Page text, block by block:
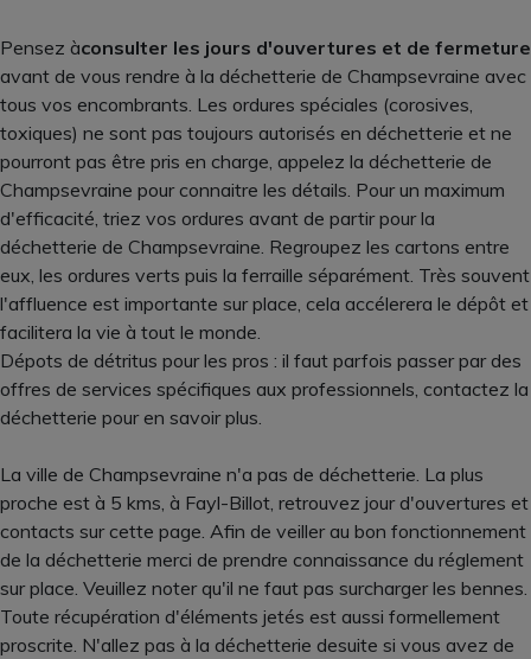
Pensez àconsulter les jours d'ouvertures et de fermeture
avant de vous rendre à la déchetterie de Champsevraine avec
tous vos encombrants. Les ordures spéciales (corosives,
toxiques) ne sont pas toujours autorisés en déchetterie et ne
pourront pas être pris en charge, appelez la déchetterie de
Champsevraine pour connaitre les détails. Pour un maximum
d'efficacité, triez vos ordures avant de partir pour la
déchetterie de Champsevraine. Regroupez les cartons entre
eux, les ordures verts puis la ferraille séparément. Très souvent
l'affluence est importante sur place, cela accélerera le dépôt et
facilitera la vie à tout le monde.
Dépots de détritus pour les pros : il faut parfois passer par des
offres de services spécifiques aux professionnels, contactez la
déchetterie pour en savoir plus.
La ville de Champsevraine n'a pas de déchetterie. La plus
proche est à 5 kms, à Fayl-Billot, retrouvez jour d'ouvertures et
contacts sur cette page. Afin de veiller au bon fonctionnement
de la déchetterie merci de prendre connaissance du réglement
sur place. Veuillez noter qu'il ne faut pas surcharger les bennes.
Toute récupération d'éléments jetés est aussi formellement
proscrite. N'allez pas à la déchetterie desuite si vous avez de